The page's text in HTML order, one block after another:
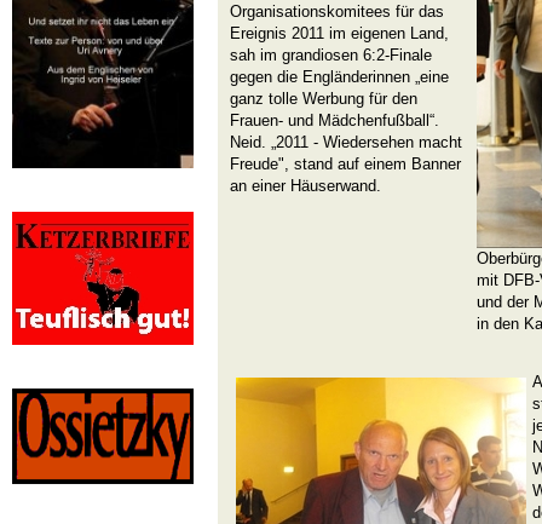
mit
und der
in den
Organisationskomitees für das
Ereignis 2011 im eigenen Land,
sah im grandiosen 6:2-Finale
gegen die Engländerinnen „eine
ganz tolle Werbung für den
Frauen- und Mädchenfußball“.
Neid. „2011 - Wiedersehen macht
Freude", stand auf einem Banner
an einer Häuserwand.